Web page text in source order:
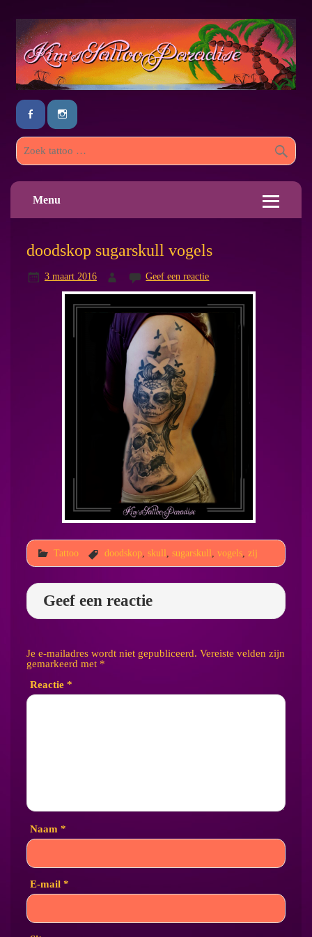
Menu
doodskop sugarskull vogels
3 maart 2016 Geef een reactie
Tattoo doodskop, skull sugarskull vogels, zij
Geef een reactie
Je e-mailadres wordt niet gepubliceerd. Vereiste velden zijn
gemarkeerd met *
Reactie *
Naam *
E-mail *